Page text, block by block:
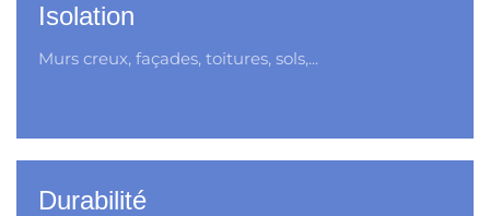
Isolation
Murs creux, façades, toitures, sols,...
Durabilité